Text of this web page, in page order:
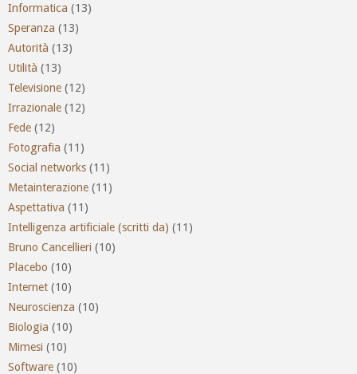
Informatica (13)
Speranza (13)
Autorità (13)
Utilità (13)
Televisione (12)
Irrazionale (12)
Fede (12)
Fotografia (11)
Social networks (11)
Metainterazione (11)
Aspettativa (11)
Intelligenza artificiale (scritti da) (11)
Bruno Cancellieri (10)
Placebo (10)
Internet (10)
Neuroscienza (10)
Biologia (10)
Mimesi (10)
Software (10)